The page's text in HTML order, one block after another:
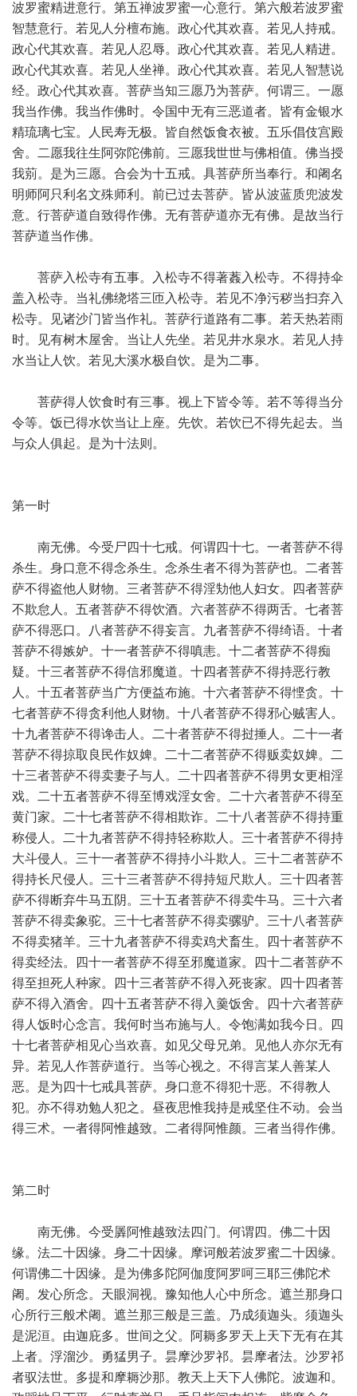
波罗蜜精进意行。第五禅波罗蜜一心意行。第六般若波罗蜜
智慧意行。若见人分檀布施。政心代其欢喜。若见人持戒。
政心代其欢喜。若见人忍辱。政心代其欢喜。若见人精进。
政心代其欢喜。若见人坐禅。政心代其欢喜。若见人智慧说
经。政心代其欢喜。菩萨当知三愿乃为菩萨。何谓三。一愿
我当作佛。我当作佛时。令国中无有三恶道者。皆有金银水
精琉璃七宝。人民寿无极。皆自然饭食衣被。五乐倡伎宫殿
舍。二愿我往生阿弥陀佛前。三愿我世世与佛相值。佛当授
我莂。是为三愿。合会为十五戒。具菩萨所当奉行。和阇名
明师阿只利名文殊师利。前已过去菩萨。皆从波蓝质兜波发
意。行菩萨道自致得作佛。无有菩萨道亦无有佛。是故当行
菩萨道当作佛。
菩萨入松寺有五事。入松寺不得著葌入松寺。不得持伞
盖入松寺。当礼佛绕塔三匝入松寺。若见不净污秽当扫弃入
松寺。见诸沙门皆当作礼。菩萨行道路有二事。若天热若雨
时。见有树木屋舍。当让人先坐。若见井水泉水。若见人持
水当让人饮。若见大溪水极自饮。是为二事。
菩萨得人饮食时有三事。视上下皆令等。若不等得当分
令等。饭已得水饮当让上座。先饮。若饮已不得先起去。当
与众人俱起。是为十法则。
第一时
南无佛。今受尸四十七戒。何谓四十七。一者菩萨不得
杀生。身口意不得念杀生。念杀生者不得为菩萨也。二者菩
萨不得盗他人财物。三者菩萨不得淫劮他人妇女。四者菩萨
不欺怠人。五者菩萨不得饮酒。六者菩萨不得两舌。七者菩
萨不得恶口。八者菩萨不得妄言。九者菩萨不得绮语。十者
菩萨不得嫉妒。十一者菩萨不得嗔恚。十二者菩萨不得痴
疑。十三者菩萨不得信邪魔道。十四者菩萨不得持恶行教
人。十五者菩萨当广方便益布施。十六者菩萨不得悭贪。十
七者菩萨不得贪利他人财物。十八者菩萨不得邪心贼害人。
十九者菩萨不得谗击人。二十者菩萨不得挝捶人。二十一者
菩萨不得掠取良民作奴婢。二十二者菩萨不得贩卖奴婢。二
十三者菩萨不得卖妻子与人。二十四者菩萨不得男女更相淫
戏。二十五者菩萨不得至博戏淫女舍。二十六者菩萨不得至
黄门家。二十七者菩萨不得相欺诈。二十八者菩萨不得持重
称侵人。二十九者菩萨不得持轻称欺人。三十者菩萨不得持
大斗侵人。三十一者菩萨不得持小斗欺人。三十二者菩萨不
得持长尺侵人。三十三者菩萨不得持短尺欺人。三十四者菩
萨不得断弃牛马五阴。三十五者菩萨不得卖牛马。三十六者
菩萨不得卖象驼。三十七者菩萨不得卖骡驴。三十八者菩萨
不得卖猪羊。三十九者菩萨不得卖鸡犬畜生。四十者菩萨不
得卖经法。四十一者菩萨不得至邪魔道家。四十二者菩萨不
得至担死人种家。四十三者菩萨不得入死丧家。四十四者菩
萨不得入酒舍。四十五者菩萨不得入羹饭舍。四十六者菩萨
得人饭时心念言。我何时当布施与人。令饱满如我今日。四
十七者菩萨相见心当欢喜。如见父母兄弟。见他人亦尔无有
异。若见人作菩萨道行。当等心视之。不得言某人善某人
恶。是为四十七戒具菩萨。身口意不得犯十恶。不得教人
犯。亦不得劝勉人犯之。昼夜思惟我持是戒坚住不动。会当
得三术。一者得阿惟越致。二者得阿惟颜。三者当得作佛。
第二时
南无佛。今受羼阿惟越致法四门。何谓四。佛二十因
缘。法二十因缘。身二十因缘。摩诃般若波罗蜜二十因缘。
何谓佛二十因缘。是为佛多陀阿伽度阿罗呵三耶三佛陀术
阇。发心所念。天眼洞视。豫知他人心中所念。遮兰那身口
心所行三般术阇。遮兰那三般是三盖。乃成须迦头。须迦头
是泥洹。由迦庇多。世间之父。阿耨多罗天上天下无有在其
上者。浮溜沙。勇猛男子。昙摩沙罗祁。昙摩者法。沙罗祁
者驭法世。多提和摩耨沙那。教天上天下人佛陀。波迦和。